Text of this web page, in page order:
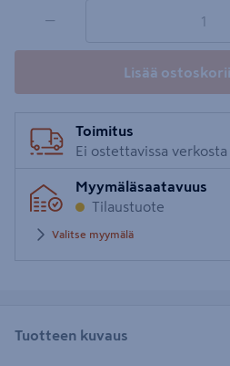
−
Lisää
Toimitus
Ei ostettavissa verkosta
Myymäläsaatavuus
Tilaustuote
Valitse myymälä
Tuotteen kuvaus